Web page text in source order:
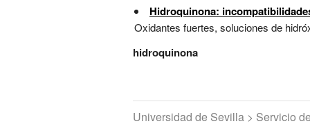
Hidroquinona:
Oxidantes fuertes, soluciones de
hidroquinona
Universidad de Sevilla > Servicio